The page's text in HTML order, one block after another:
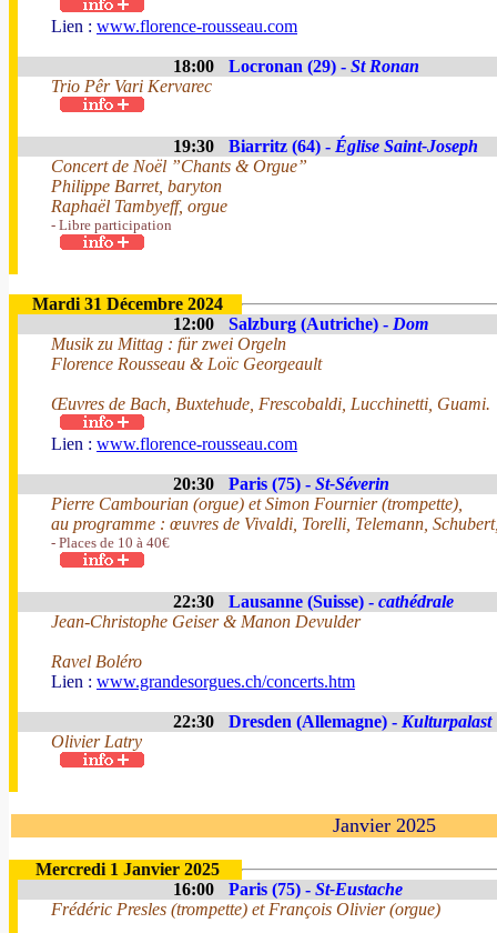
Lien : www.florence-rousseau.com
18:00 Locronan (29) - St Ronan
Trio Pêr Vari Kervarec
19:30 Biarritz (64) - Église Saint-Joseph
Concert de Noël ”Chants & Orgue”
Philippe Barret, baryton
Raphaël Tambyeff, orgue
- Libre participation
Mardi 31 Décembre 2024
12:00
Salzburg (Autriche) - Dom
Musik zu Mittag : für zwei Orgeln
Florence Rousseau & Loïc Georgeault
Œuvres de Bach, Buxtehude, Frescobaldi, Lucchinetti, Guami.
Lien : www.florence-rousseau.com
20:30 Paris (75) - St-Séverin
Pierre Cambourian (orgue) et Simon Fournier (trompette),
au programme : œuvres de Vivaldi, Torelli, Telemann,
- Places de 10 à 40€
22:30 Lausanne (Suisse) - cathédrale
Jean-Christophe Geiser & Manon Devulder
Ravel Boléro
Lien : www.grandesorgues.ch/concerts.htm
22:30 Dresden (Allemagne) - Kulturpalast
Olivier Latry
Janvier 2025
Mercredi 1 Janvier 2025
16:00
Paris (75) - St-Eustache
Frédéric Presles (trompette) et François Olivier (orgue)